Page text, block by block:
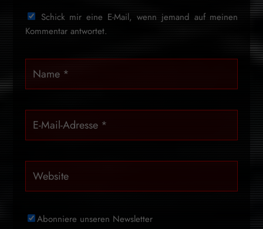
Schick mir eine E-Mail, wenn jemand auf meinen
Kommentar antwortet.
Abonniere unseren Newsletter